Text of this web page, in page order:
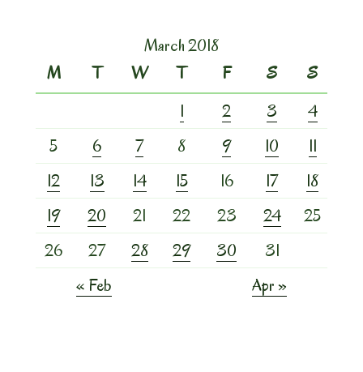
March 2018
M
T W T F S
S
1
2 3
4
5
6 7 8 9 10
11
12
13 14 15 16 17
18
19
20 21 22 23 24
25
26
27 28 29 30
31
« Feb
Apr »